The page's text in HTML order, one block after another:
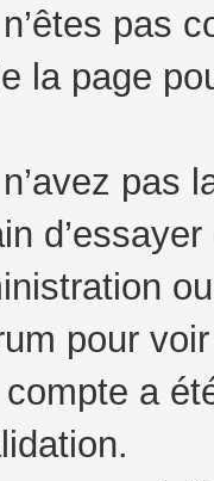
pas
la page
pas
pour
a